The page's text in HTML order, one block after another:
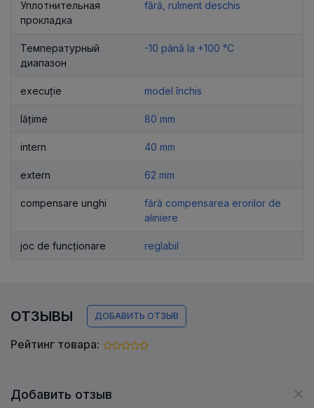
Уплотнительная
прокладка
fără, rulment deschis
Температурный
диапазон
-10 până la +100 °C
execuție model închis
lățime 80 mm
intern 40 mm
extern 62 mm
compensare unghi
fără compensarea erorilor de
aliniere
joc de funcționare reglabil
ОТЗЫВЫ ДОБАВИТЬ ОТЗЫВ
Рейтинг товара:
Добавить отзыв